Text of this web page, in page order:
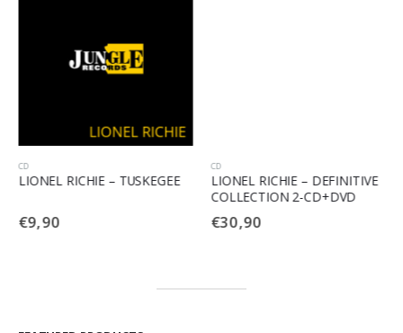
CD
LIONEL RICHIE – TUSKEGEE
€9,90
CD
LIONEL RICHIE – DEFINITIVE
COLLECTION 2-CD+DVD
€30,90